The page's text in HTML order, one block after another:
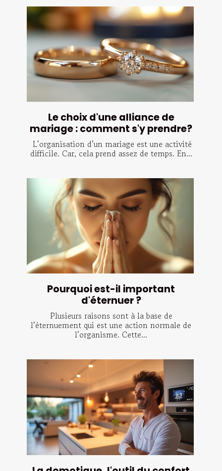
Le choix d'une alliance de
mariage : comment s'y prendre?
L’organisation d’un mariage est une activité
difficile. Car, cela prend assez de temps. En...
Pourquoi est-il important
d'éternuer ?
Plusieurs raisons sont à la base de
l’éternuement qui est une action normale de
l’organisme. Cette...